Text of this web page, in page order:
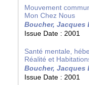
Mouvement
Mon Chez Nous
Boucher, Jacques
Issue Date : 2001
Santé mentale,
Réalité et
Boucher, Jacques
Issue Date : 2001